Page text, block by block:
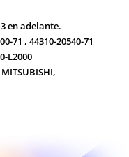
en adelante.
71 , 44310-20540-71
L2000